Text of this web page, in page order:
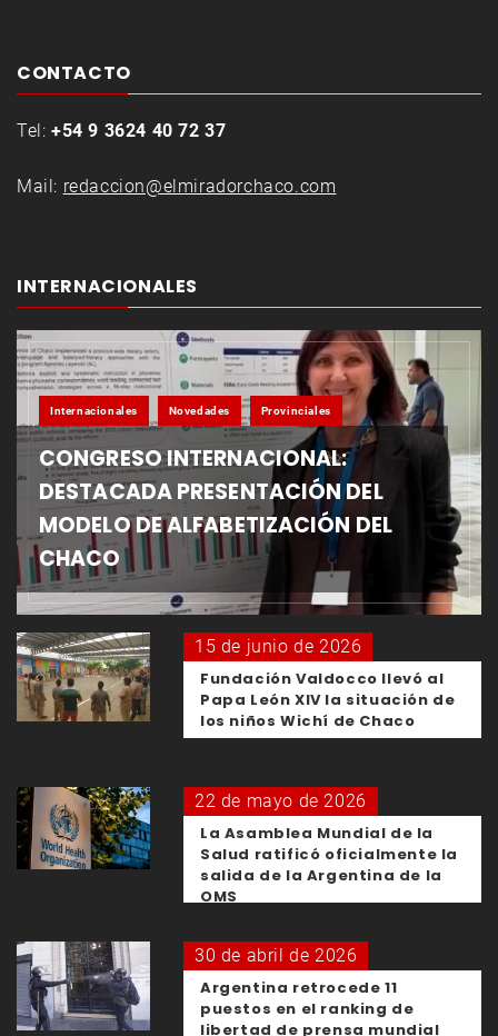
CONTACTO
Tel: +54 9 3624 40 72 37
Mail: redaccion@elmiradorchaco.com
INTERNACIONALES
Internacionales Novedades Provinciales
CONGRESO INTERNACIONAL:
DESTACADA PRESENTACIÓN DEL
MODELO DE ALFABETIZACIÓN DEL
CHACO
15 de junio de 2026
Fundación Valdocco llevó al
Papa León XIV la situación de
los niños Wichí de Chaco
22 de mayo de 2026
La Asamblea Mundial de la
Salud ratificó oficialmente la
salida de la Argentina de la
OMS
30 de abril de 2026
Argentina retrocede 11
puestos en el ranking de
libertad de prensa mundial